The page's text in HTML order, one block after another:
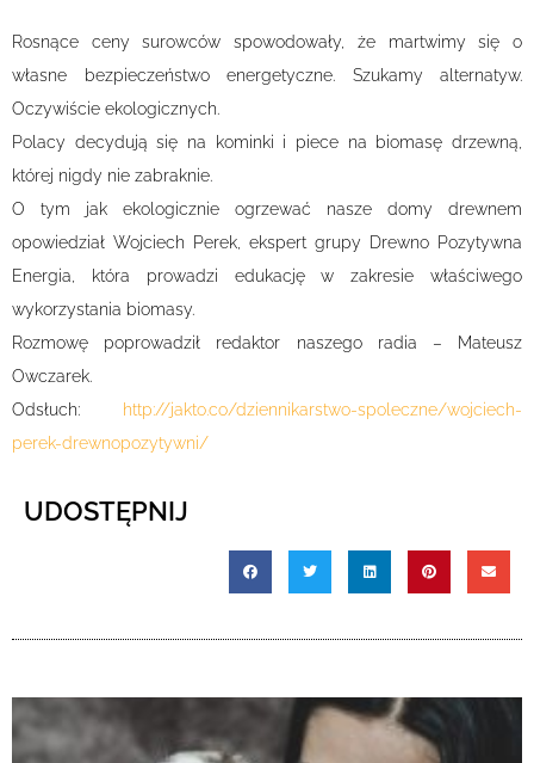
Rosnące ceny surowców spowodowały, że martwimy się o
własne bezpieczeństwo energetyczne. Szukamy alternatyw.
Oczywiście ekologicznych.
Polacy decydują się na kominki i piece na biomasę drzewną,
której nigdy nie zabraknie.
O tym jak ekologicznie ogrzewać nasze domy drewnem
opowiedział Wojciech Perek, ekspert grupy Drewno Pozytywna
Energia, która prowadzi edukację w zakresie właściwego
wykorzystania biomasy.
Rozmowę poprowadził redaktor naszego radia – Mateusz
Owczarek.
Odsłuch: http://jakto.co/dziennikarstwo-spoleczne/wojciech-
perek-drewnopozytywni/
UDOSTĘPNIJ